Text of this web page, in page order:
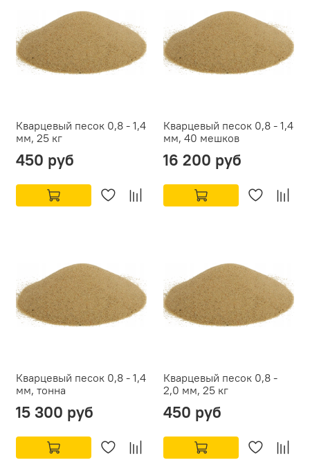
Кварцевый песок 0,8 - 1,4
мм, 25 кг
450 руб
Кварцевый песок 0,8 - 1,4
мм, 40 мешков
16 200 руб
Кварцевый песок 0,8 - 1,4
мм, тонна
15 300 руб
Кварцевый песок 0,8 -
2,0 мм, 25 кг
450 руб